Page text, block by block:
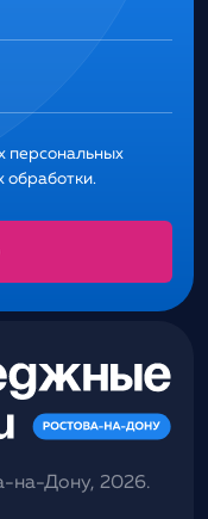
персональных
обработки.
на-Дону, 2026.